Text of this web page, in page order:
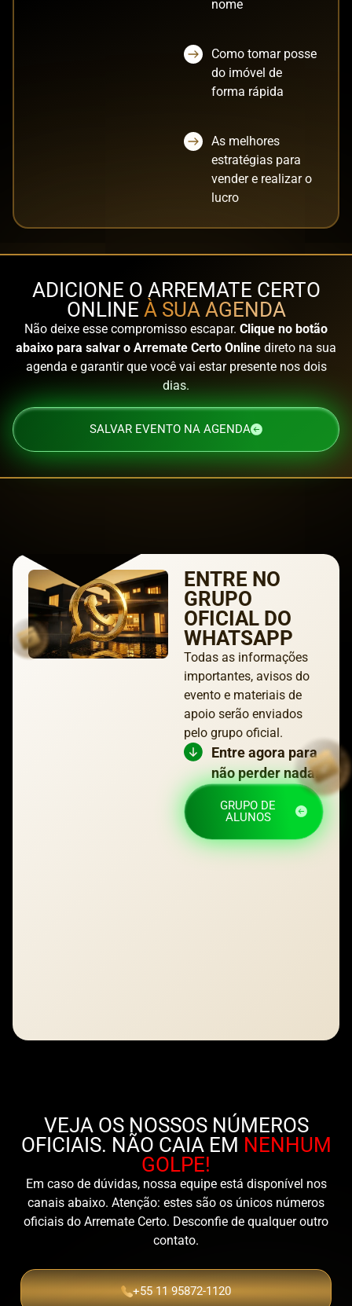
nome
Como tomar posse
do imóvel de
forma rápida
As melhores
estratégias para
vender e realizar o
lucro
ADICIONE O ARREMATE CERTO
ONLINE À SUA AGENDA
Não deixe esse compromisso escapar. Clique no botão
abaixo para salvar o Arremate Certo Online direto na sua
agenda e garantir que você vai estar presente nos dois
dias.
SALVAR EVENTO NA AGENDA
ENTRE NO
GRUPO
OFICIAL DO
WHATSAPP
Todas as informações
importantes, avisos do
evento e materiais de
apoio serão enviados
pelo grupo oficial.
Entre agora para
não perder nada:
GRUPO DE
ALUNOS
VEJA OS NOSSOS NÚMEROS
OFICIAIS. NÃO CAIA EM NENHUM
GOLPE!
Em caso de dúvidas, nossa equipe está disponível nos
canais abaixo. Atenção: estes são os únicos números
oficiais do Arremate Certo. Desconfie de qualquer outro
contato.
+55 11 95872-1120